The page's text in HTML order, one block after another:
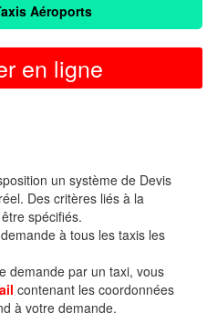
Aéroports
en ligne
un système de Devis
Des critères liés à la
spécifiés.
à tous les taxis les
demande par un taxi, vous
contenant les coordonnées
à votre demande.